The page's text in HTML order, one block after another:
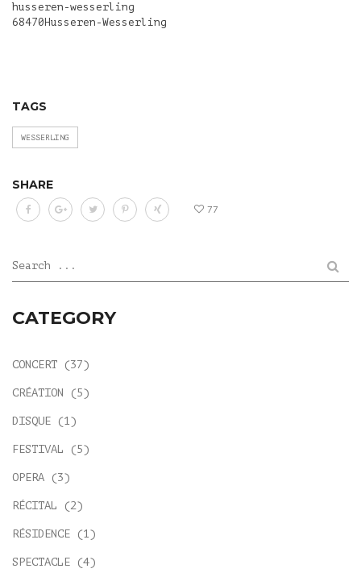
husseren-wesserling
68470Husseren-Wesserling
TAGS
WESSERLING
SHARE
77
Search ...
CATEGORY
CONCERT (37)
CRÉATION (5)
DISQUE (1)
FESTIVAL (5)
OPERA (3)
RÉCITAL (2)
RÉSIDENCE (1)
SPECTACLE (4)